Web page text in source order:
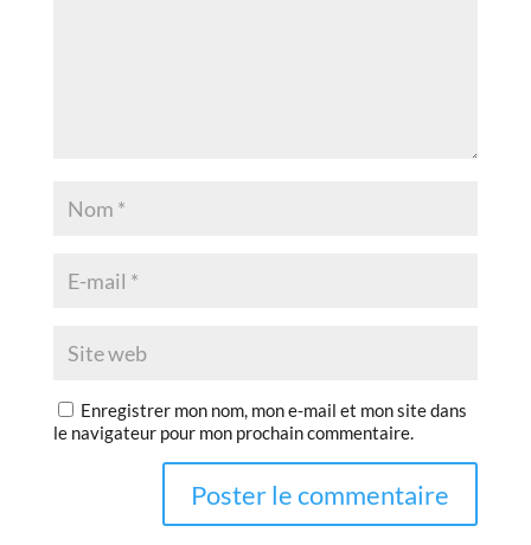
Enregistrer mon nom, mon e-mail et mon site dans
le navigateur pour mon prochain commentaire.